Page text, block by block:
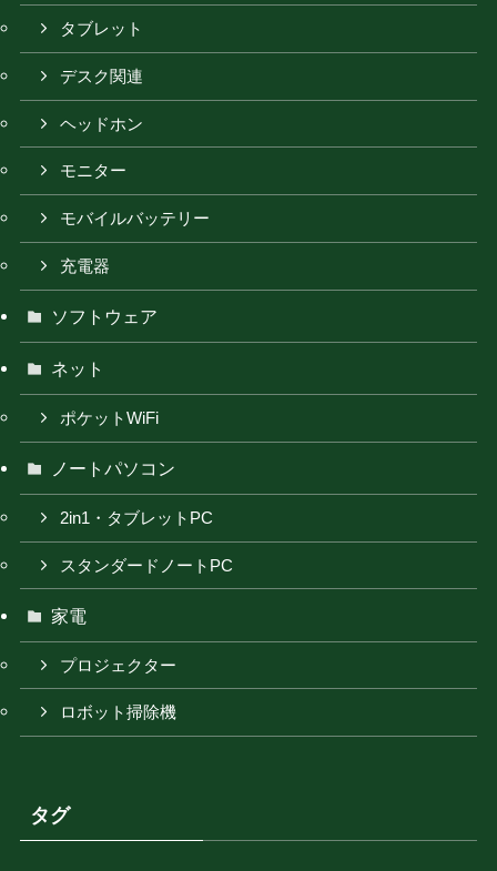
タブレット
デスク関連
ヘッドホン
モニター
モバイルバッテリー
充電器
ソフトウェア
ネット
ポケットWiFi
ノートパソコン
2in1・タブレットPC
スタンダードノートPC
家電
プロジェクター
ロボット掃除機
タグ